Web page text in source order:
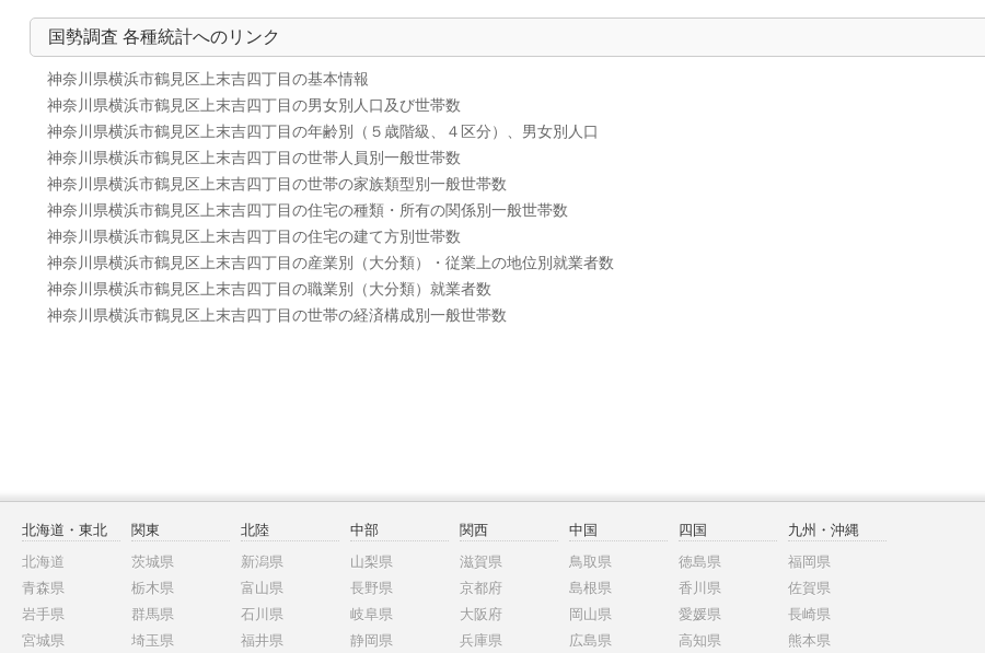
国勢調査 各種統計へのリンク
神奈川県横浜市鶴見区上末吉四丁目の基本情報
神奈川県横浜市鶴見区上末吉四丁目の男女別人口及び世帯数
神奈川県横浜市鶴見区上末吉四丁目の年齢別（５歳階級、４区分）、男女別人口
神奈川県横浜市鶴見区上末吉四丁目の世帯人員別一般世帯数
神奈川県横浜市鶴見区上末吉四丁目の世帯の家族類型別一般世帯数
神奈川県横浜市鶴見区上末吉四丁目の住宅の種類・所有の関係別一般世帯数
神奈川県横浜市鶴見区上末吉四丁目の住宅の建て方別世帯数
神奈川県横浜市鶴見区上末吉四丁目の産業別（大分類）・従業上の地位別就業者数
神奈川県横浜市鶴見区上末吉四丁目の職業別（大分類）就業者数
神奈川県横浜市鶴見区上末吉四丁目の世帯の経済構成別一般世帯数
北海道・東北
北海道
青森県
岩手県
宮城県
関東
茨城県
栃木県
群馬県
埼玉県
北陸
新潟県
富山県
石川県
福井県
中部
山梨県
長野県
岐阜県
静岡県
関西
滋賀県
京都府
大阪府
兵庫県
中国
鳥取県
島根県
岡山県
広島県
四国
徳島県
香川県
愛媛県
高知県
九州・沖縄
福岡県
佐賀県
長崎県
熊本県